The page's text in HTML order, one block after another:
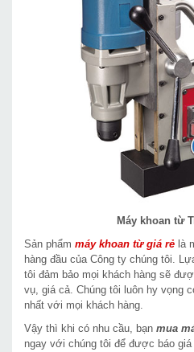
Máy khoan từ
Sản phẩm máy khoan từ giá rẻ là
hàng đầu của Công ty chúng tôi.
tôi đảm bảo mọi khách hàng sẽ
vụ, giá cả. Chúng tôi luôn hy vọng
nhất với mọi khách hàng.
Vậy thì khi có nhu cầu, bạn mua
ngay với chúng tôi để được báo